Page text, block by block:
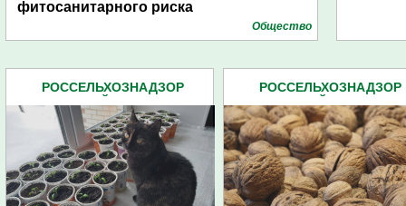
фитосанитарного риска
Общество
РОССЕЛЬХОЗНАДЗОР
РОССЕЛЬХОЗНАДЗОР